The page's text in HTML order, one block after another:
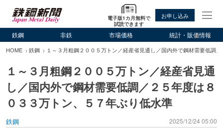
電子版1カ月無料で
試読できます
お申し込み
鉄鋼 非鉄 市場価格 統計・販価情報
HOME 鉄鋼 １～３月粗鋼２００５万トン／経産省見通し／国内外で鋼材需要低調
１～３月粗鋼２００５万トン／経産省見通
し／国内外で鋼材需要低調／２５年度は８
０３３万トン、５７年ぶり低水準
鉄鋼 2025/12/24 05:00